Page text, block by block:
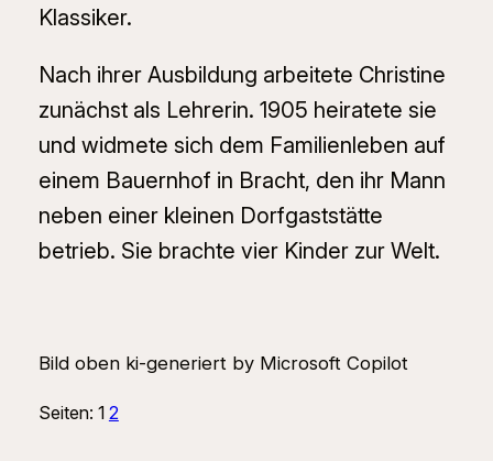
Klassiker.
Nach ihrer Ausbildung arbeitete Christine
zunächst als Lehrerin. 1905 heiratete sie
und widmete sich dem Familienleben auf
einem Bauernhof in Bracht, den ihr Mann
neben einer kleinen Dorfgaststätte
betrieb. Sie brachte vier Kinder zur Welt.
Bild oben ki-generiert by Microsoft Copilot
Seiten: 1 2